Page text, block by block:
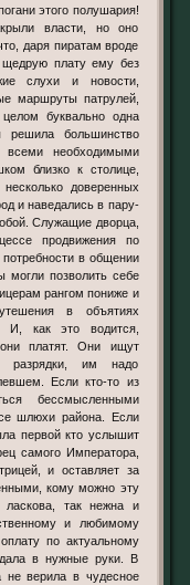
власти, но оно
даря пиратам вроде
щедрую плату ему без
слухи и новости,
маршруты патрулей,
буквально одна
решила большинство
необходимыми
близко к столице,
доверенных
и наведались в пару-
Служащие дворца,
продвижения по
в общении
позволить себе
рангом пониже и
в объятиях
И, как это водится,
платят. Они ищут
разрядки, им надо
Если кто-то из
бессмысленными
шлюхи района. Если
первой кто услышит
самого Императора,
и оставляет за
кому можно эту
ласкова, так нежна и
и любимому
по актуальному
в нужные руки. В
верила в чудесное